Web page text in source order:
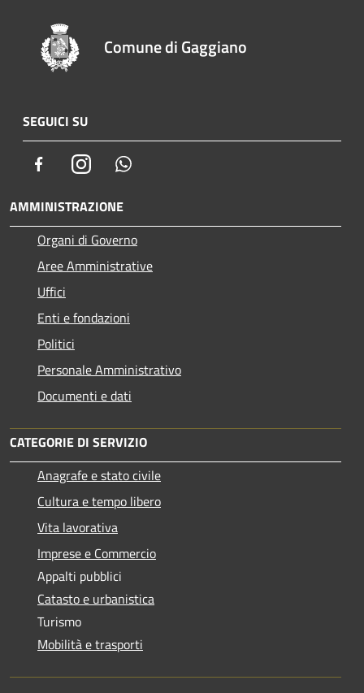
Comune di Gaggiano
SEGUICI SU
FacebookInstagram
AMMINISTRAZIONE
Organi di Governo
Aree Amministrative
Uffici
Enti e fondazioni
Politici
Personale Amministrativo
Documenti e dati
CATEGORIE DI SERVIZIO
Anagrafe e stato civile
Cultura e tempo libero
Vita lavorativa
Imprese e Commercio
Appalti pubblici
Catasto e urbanistica
Turismo
Mobilità e trasporti